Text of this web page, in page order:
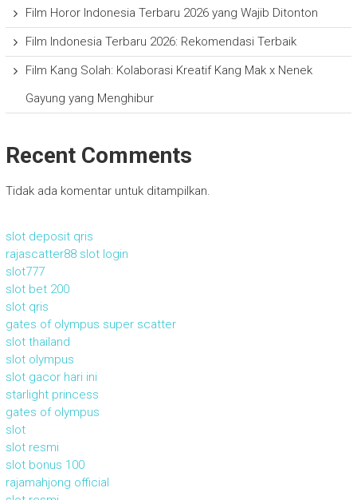
Film Horor Indonesia Terbaru 2026 yang Wajib Ditonton
Film Indonesia Terbaru 2026: Rekomendasi Terbaik
Film Kang Solah: Kolaborasi Kreatif Kang Mak x Nenek
Gayung yang Menghibur
Recent Comments
Tidak ada komentar untuk ditampilkan.
slot deposit qris
rajascatter88 slot login
slot777
slot bet 200
slot qris
gates of olympus super scatter
slot thailand
slot olympus
slot gacor hari ini
starlight princess
gates of olympus
slot
slot resmi
slot bonus 100
rajamahjong official